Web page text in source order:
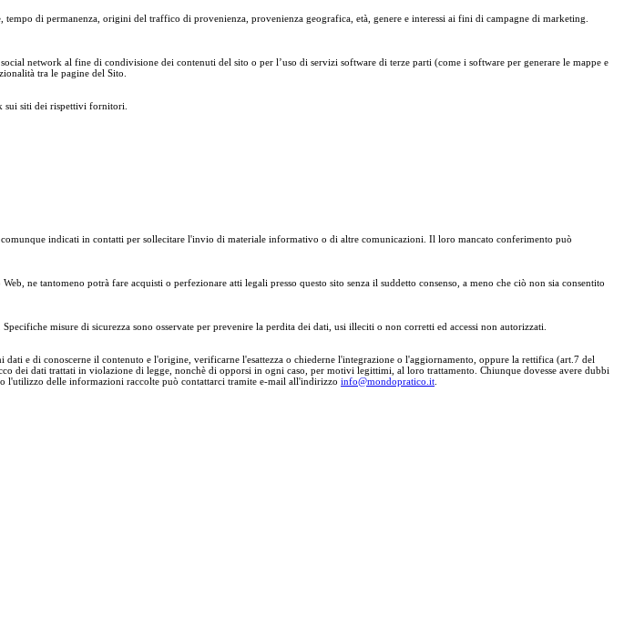
di permanenza, origini del traffico di provenienza, provenienza geografica, età, genere e interessi ai fini di campagne di marketing.
network al fine di condivisione dei contenuti del sito o per l’uso di servizi software di terze parti (come i software per generare le mappe e
tra le pagine del Sito.
sui siti dei rispettivi fornitori.
indicati in contatti per sollecitare l'invio di materiale informativo o di altre comunicazioni. Il loro mancato conferimento può
ne tantomeno potrà fare acquisti o perfezionare atti legali presso questo sito senza il suddetto consenso, a meno che ciò non sia consentito
misure di sicurezza sono osservate per prevenire la perdita dei dati, usi illeciti o non corretti ed accessi non autorizzati.
e di conoscerne il contenuto e l'origine, verificarne l'esattezza o chiederne l'integrazione o l'aggiornamento, oppure la rettifica (art.7 del
dei dati trattati in violazione di legge, nonchè di opporsi in ogni caso, per motivi legittimi, al loro trattamento. Chiunque dovesse avere dubbi
o l'utilizzo delle informazioni raccolte può contattarci tramite e-mail all'indirizzo info@mondopratico.it